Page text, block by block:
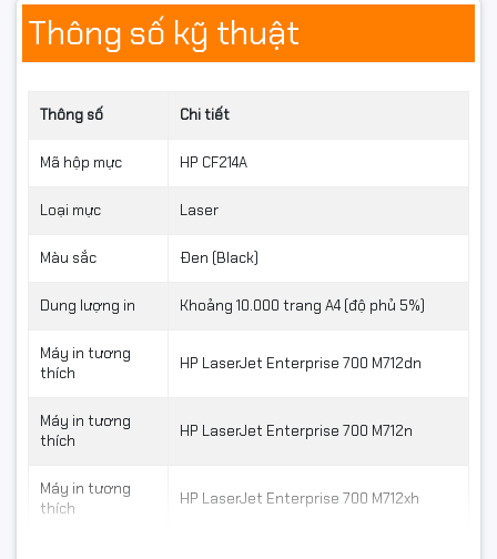
📞 Mua
hộp mực HP 14A
(CF214A) Star Ink tại
Hancomputer.vn
📞Hotline: 0961.430.383
Thông số kỹ thuật
Thông số Chi tiết
Mã hộp mực HP CF214A
Loại mực Laser
Màu sắc Đen (Black)
Dung lượng in Khoảng 10.000 trang A4 (độ phủ 5%)
Máy in tương
thích
HP LaserJet Enterprise 700 M712dn
Máy in tương
thích
HP LaserJet Enterprise 700 M712n
Máy in tương
thích
HP LaserJet Enterprise 700 M712xh